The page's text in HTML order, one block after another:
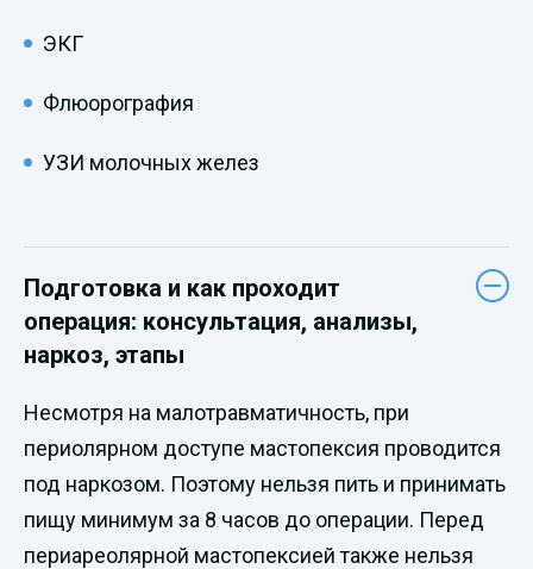
ЭКГ
Флюорография
УЗИ молочных желез
Подготовка и как проходит
операция: консультация, анализы,
наркоз, этапы
Несмотря на малотравматичность, при
периолярном доступе мастопексия проводится
под наркозом. Поэтому нельзя пить и принимать
пищу минимум за 8 часов до операции. Перед
периареолярной мастопексией также нельзя